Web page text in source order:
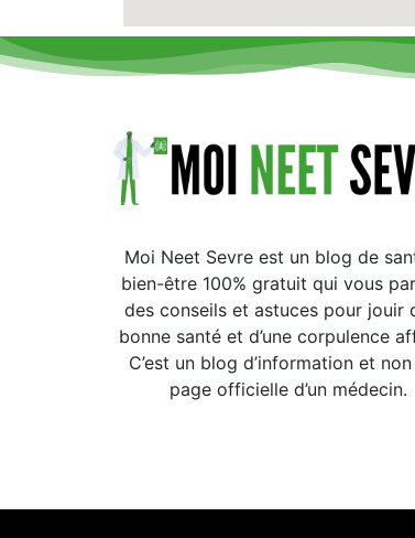
Moi Neet Sevre est un blog de
bien-être 100% gratuit qui vous
des conseils et astuces pour jouir
bonne santé et d’une corpulence
C’est un blog d’information et
page officielle d’un médecin.